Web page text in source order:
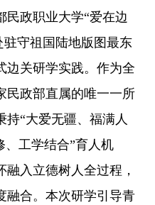
民政职业大学“爱在边
驻守祖国陆地版图最东
边关研学实践。作为全
民政部直属的唯一一所
“大爱无疆、福满人
、工学结合”育人机
入立德树人全过程，
融合。本次研学引导青